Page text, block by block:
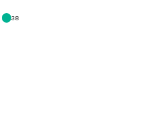
38